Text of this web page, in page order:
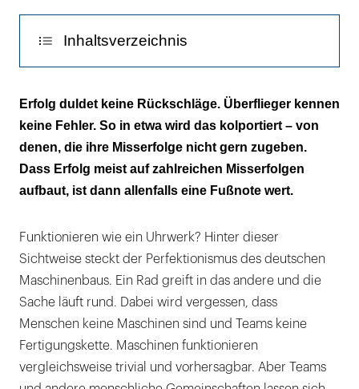
Inhaltsverzeichnis
Die Logik des Misslingens
Leben ist immer lebensgefährlich
Erfolg duldet keine Rückschläge. Überflieger kennen
keine Fehler. So in etwa wird das kolportiert – von
denen, die ihre Misserfolge nicht gern zugeben.
Dass Erfolg meist auf zahlreichen Misserfolgen
aufbaut, ist dann allenfalls eine Fußnote wert.
Funktionieren wie ein Uhrwerk? Hinter dieser
Sichtweise steckt der Perfektionismus des deutschen
Maschinenbaus. Ein Rad greift in das andere und die
Sache läuft rund. Dabei wird vergessen, dass
Menschen keine Maschinen sind und Teams keine
Fertigungskette. Maschinen funktionieren
vergleichsweise trivial und vorhersagbar. Aber Teams